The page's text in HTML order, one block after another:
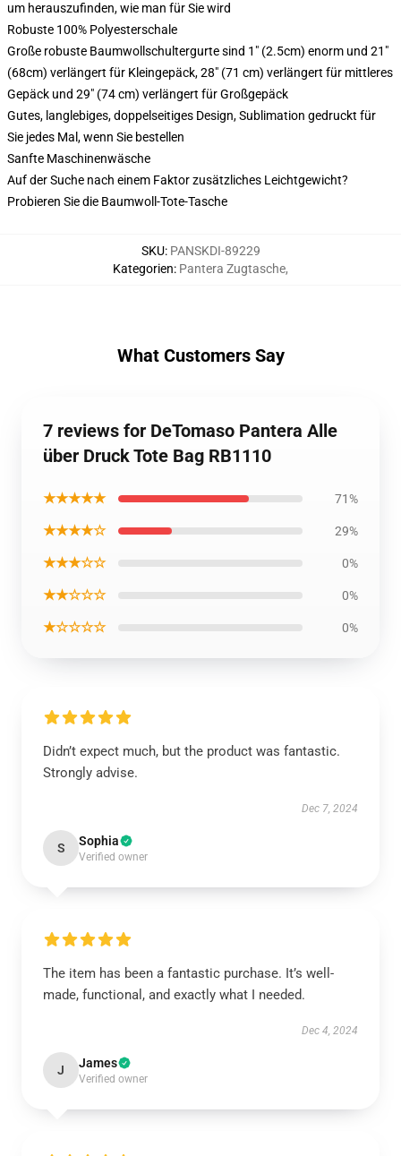
um herauszufinden, wie man für Sie wird
Robuste 100% Polyesterschale
Große robuste Baumwollschultergurte sind 1" (2.5cm) enorm und 21"
(68cm) verlängert für Kleingepäck, 28" (71 cm) verlängert für mittleres
Gepäck und 29" (74 cm) verlängert für Großgepäck
Gutes, langlebiges, doppelseitiges Design, Sublimation gedruckt für
Sie jedes Mal, wenn Sie bestellen
Sanfte Maschinenwäsche
Auf der Suche nach einem Faktor zusätzliches Leichtgewicht?
Probieren Sie die Baumwoll-Tote-Tasche
SKU: PANSKDI-89229
Kategorien: Pantera Zugtasche,
What Customers Say
7 reviews for DeTomaso Pantera Alle
über Druck Tote Bag RB1110
★★★★★ 71%
★★★★☆ 29%
★★★☆☆ 0%
★★☆☆☆ 0%
★☆☆☆☆ 0%
Didn’t expect much, but the product was fantastic.
Strongly advise.
Dec 7, 2024
S Sophia
Verified owner
The item has been a fantastic purchase. It’s well-
made, functional, and exactly what I needed.
Dec 4, 2024
J James
Verified owner